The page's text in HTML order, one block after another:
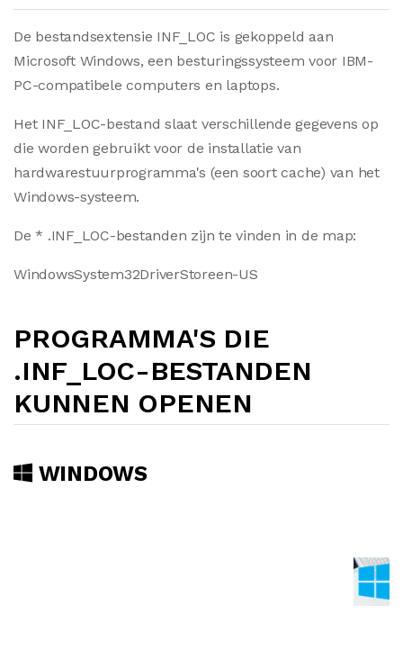
De bestandsextensie INF_LOC is gekoppeld aan
Microsoft Windows, een besturingssysteem voor IBM-
PC-compatibele computers en laptops.
Het INF_LOC-bestand slaat verschillende gegevens op
die worden gebruikt voor de installatie van
hardwarestuurprogramma's (een soort cache) van het
Windows-systeem.
De * .INF_LOC-bestanden zijn te vinden in de map:
WindowsSystem32DriverStoreen-US
PROGRAMMA'S DIE
.INF_LOC-BESTANDEN
KUNNEN OPENEN
WINDOWS